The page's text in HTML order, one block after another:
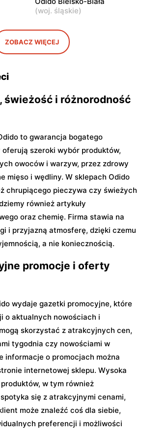
Truskaw, ul. 3 Maja 64
ul.
Odido
Łazy, ul. Łączności 20
(woj. śląskie)
ZOBACZ WIĘCEJ
świeżość i różnorodność
to gwarancja bogatego
szeroki wybór produktów,
owoców i warzyw, przez zdrowy
mięso i wędliny. W sklepach Odido
chrupiącego pieczywa czy świeżych
również artykuły
oraz chemię. Firma stawia na
i przyjazną atmosferę, dzięki czemu
a nie koniecznością.
promocje i oferty
wydaje gazetki promocyjne, które
o aktualnych nowościach i
skorzystać z atrakcyjnych cen,
tygodnia czy nowościami w
informacje o promocjach można
internetowej sklepu. Wysoka
w tym również
się z atrakcyjnymi cenami,
może znaleźć coś dla siebie,
preferencji i możliwości